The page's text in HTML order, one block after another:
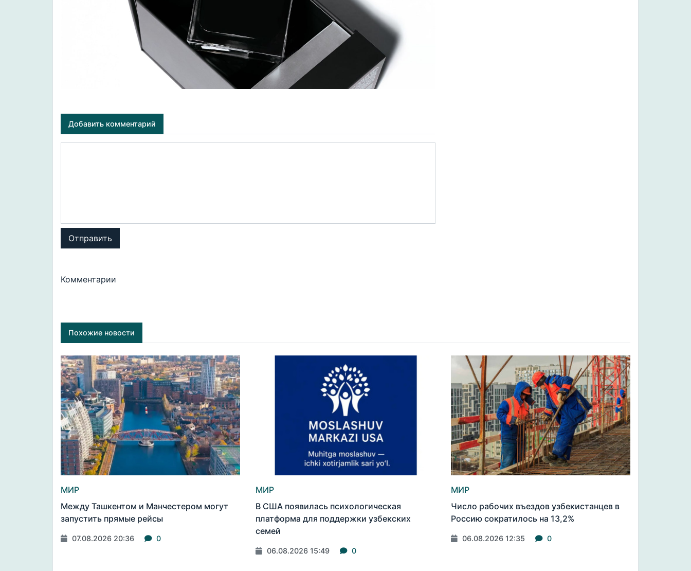
Добавить комментарий
Отправить
Комментарии
Похожие новости
МИР
Между Ташкентом и Манчестером могут
запустить прямые рейсы
07.08.2026 20:36 0
МИР
В США появилась психологическая
платформа для поддержки узбекских
семей
06.08.2026 15:49 0
МИР
Число рабочих въездов узбекистанцев в
Россию сократилось на 13,2%
06.08.2026 12:35 0